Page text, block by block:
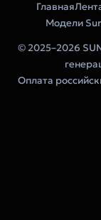
Главная
Модели
© 2025–2026
Оплата